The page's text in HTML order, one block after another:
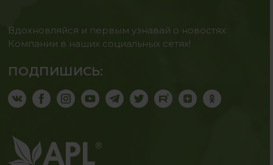
Вдохновляйся и первым узнавай о новостях
Компании в наших социальных сетях!
ПОДПИШИСЬ: